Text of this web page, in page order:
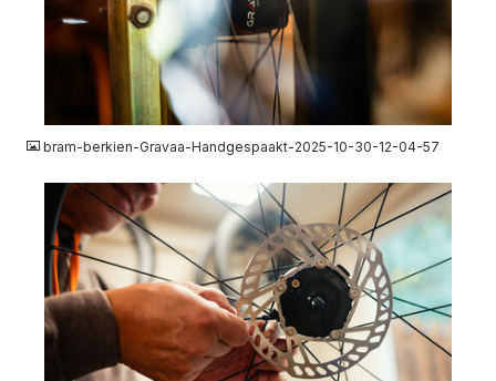
bram-berkien-Gravaa-Handgespaakt-2025-10-30-12-04-57